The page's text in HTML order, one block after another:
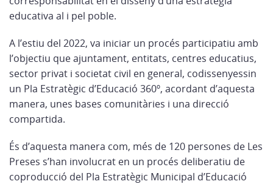
educativa al i pel poble.
A l’estiu del 2022, va iniciar un procés participatiu amb
l’objectiu que ajuntament, entitats, centres educatius,
sector privat i societat civil en general, codissenyessin
un Pla Estratègic d’Educació 360º, acordant d’aquesta
manera, unes bases comunitàries i una direcció
compartida.
És d’aquesta manera com, més de 120 persones de Les
Preses s’han involucrat en un procés deliberatiu de
coproducció del Pla Estratègic Municipal d’Educació